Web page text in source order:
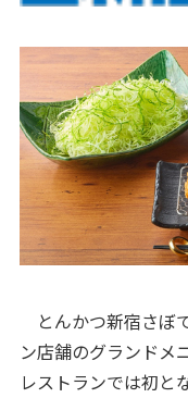
とんかつ新宿さぼ
ン店舗のグランドメ
レストランでは初と